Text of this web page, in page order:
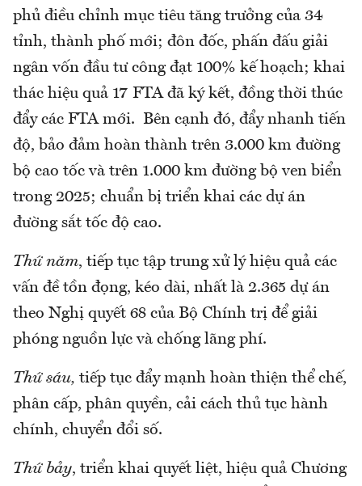
phủ điều chỉnh mục tiêu tăng trưởng của 34
tỉnh, thành phố mới; đôn đốc, phấn đấu giải
ngân vốn đầu tư công đạt 100% kế hoạch; khai
thác hiệu quả 17 FTA đã ký kết, đồng thời thúc
đẩy các FTA mới. Bên cạnh đó, đẩy nhanh tiến
độ, bảo đảm hoàn thành trên 3.000 km đường
bộ cao tốc và trên 1.000 km đường bộ ven biển
trong 2025; chuẩn bị triển khai các dự án
đường sắt tốc độ cao.
Thứ năm, tiếp tục tập trung xử lý hiệu quả các
vấn đề tồn đọng, kéo dài, nhất là 2.365 dự án
theo Nghị quyết 68 của Bộ Chính trị để giải
phóng nguồn lực và chống lãng phí.
Thứ sáu, tiếp tục đẩy mạnh hoàn thiện thể chế,
phân cấp, phân quyền, cải cách thủ tục hành
chính, chuyển đổi số.
Thứ bảy, triển khai quyết liệt, hiệu quả Chương